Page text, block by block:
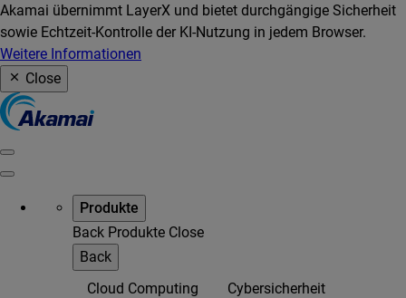
Akamai übernimmt LayerX und bietet durchgängige Sicherheit
sowie Echtzeit-Kontrolle der KI-Nutzung in jedem Browser.
Weitere Informationen
Close
Produkte
Back Produkte Close
Back
Cloud Computing
Cybersicherheit